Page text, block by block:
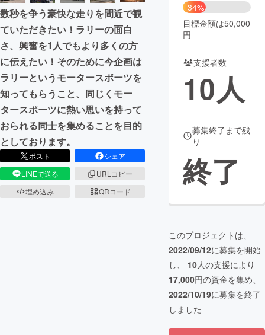
まちづくり・地域活性化
CAMPFIRE for Social Good
CAMPFIRE Creation
CAMPFIREふるさと納税machi-ya コミュニティ
数秒を争う豪快な走りを間近で観
ていただきたい！ラリーの面白
さ、興奮を1人でもより多くの方
に伝えたい！そのために今企画は
ラリーというモータースポーツを
知ってもらうこと、同じくモー
タースポーツに熱い思いを持って
おられる同士を集めることを目的
としております。
ポスト
シェア
LINEで送る
URLコピー
埋め込み
QRコード
34%
目標金額は50,000
円
支援者数
10人
募集終了まで残
り
終了
このプロジェクトは、
2022/09/12に募集を開始
し、 10人の支援により
17,000円の資金を集め、
2022/10/19に募集を終了
しました